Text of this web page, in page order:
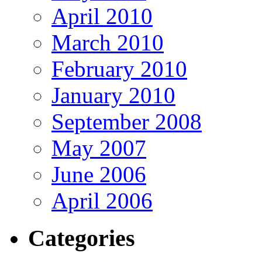
April 2010
March 2010
February 2010
January 2010
September 2008
May 2007
June 2006
April 2006
Categories